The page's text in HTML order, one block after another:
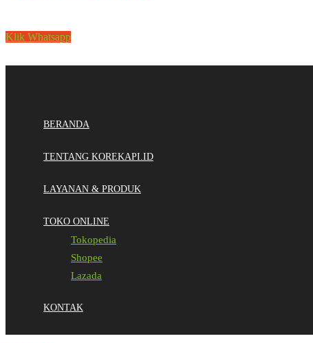
Klik Whatsapp
BERANDA
TENTANG KOREKAPI.ID
LAYANAN & PRODUK
TOKO ONLINE
Tokopedia
Shopee
Lazada
KONTAK